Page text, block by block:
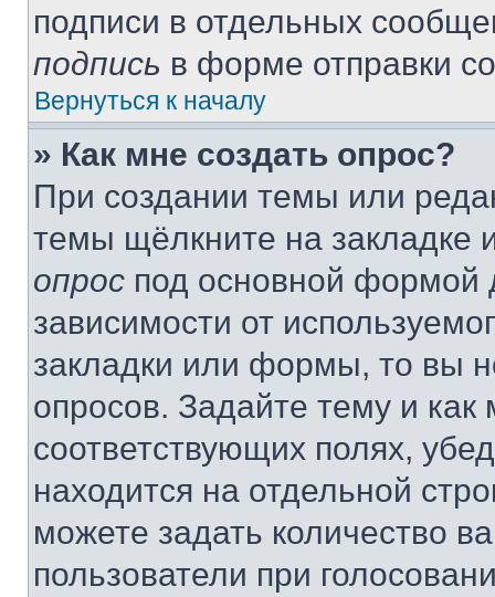
подписи в отдельных
подпись в форме отправки
Вернуться к началу
» Как мне создать опрос?
При создании темы или
темы щёлкните на
опрос под основной формой
зависимости от
закладки или формы, то вы
опросов. Задайте тему и
соответствующих полях,
находится на отдельной
можете задать количество
пользователи при